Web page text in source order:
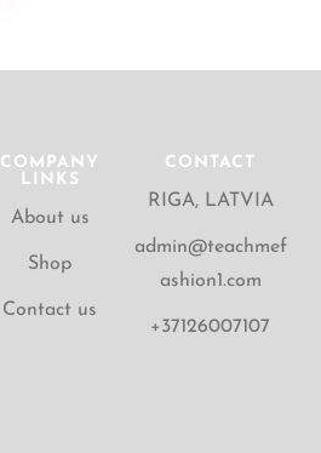
COMPANY
LINKS
About us
Shop
Contact us
CONTACT
RIGA, LATVIA
admin@teachmef
ashion1.com
+37126007107